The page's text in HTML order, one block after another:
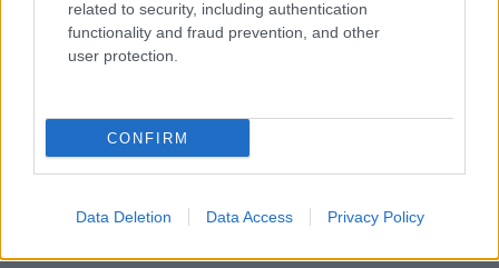
related to security, including authentication
functionality and fraud prevention, and other
user protection.
CONFIRM
Data Deletion Data Access Privacy Policy
X-RAY|09.04.2025 06:00
Οι «παπάτζες» για την πυρόσφαιρα στα
«γαλάζιο κάστρο» και ο Πύργος του
Πειραιά
Ντινόπουλου και το «λίφτινγκ» στο